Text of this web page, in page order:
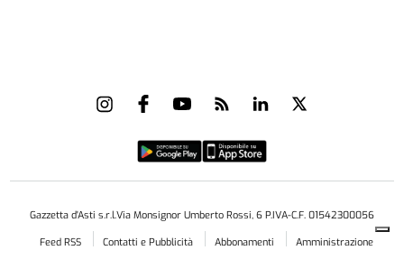
Gazzetta d'Asti s.r.l.Via Monsignor Umberto Rossi, 6 P.IVA-C.F. 01542300056
Feed RSS
Contatti e Pubblicità Abbonamenti
Amministrazione